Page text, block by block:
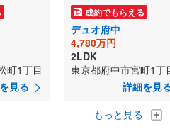
町1丁目
見る
成約でもらえる
デュオ府中
4,780万円
2LDK
東京都府中市宮町1丁
詳細を見
もっと見る